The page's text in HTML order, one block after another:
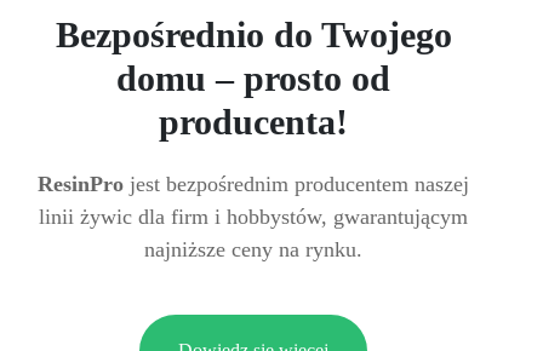
Bezpośrednio do Twojego
domu – prosto od
producenta!
ResinPro jest bezpośrednim producentem naszej
linii żywic dla firm i hobbystów, gwarantującym
najniższe ceny na rynku.